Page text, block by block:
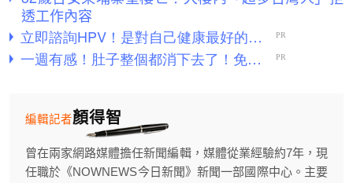
透工作內容
顏得智
編輯記者
曾在兩家網路媒體擔任新聞編輯，媒體從業經驗約7年，現
任職於《NOWNEWS今日新聞》新聞一部國際中心。主要